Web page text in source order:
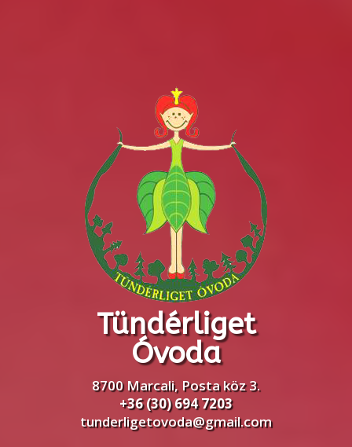
Tündérliget
Óvoda
8700 Marcali, Posta köz 3.
+36 (30) 694 7203
tunderligetovoda@gmail.com